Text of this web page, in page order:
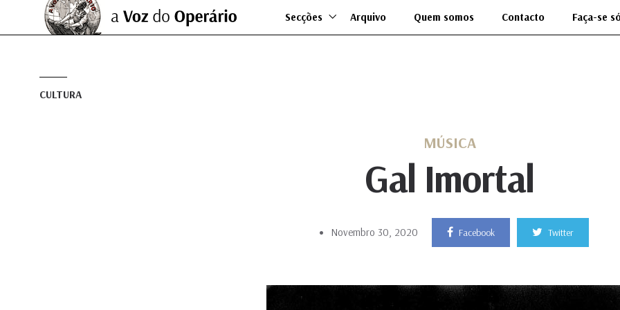
Secções Arquivo Quem somos Contacto Faça-se
CULTURA
MÚSICA
Gal Imortal
Novembro 30, 2020 Facebook Twitter